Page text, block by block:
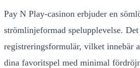
Pay N Play-casinon erbjuder en
strömlinjeformad spelupplevelse.
registreringsformulär, vilket innebär
dina favoritspel med minimal